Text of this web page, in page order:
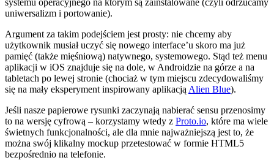
uniwersalizm i portowanie).
Argument za takim podejściem jest prosty: nie chcemy aby
użytkownik musiał uczyć się nowego interface’u skoro ma już
pamięć (także mięśniową) natywnego, systemowego. Stąd też menu
aplikacji w iOS znajduje się na dole, w Androidzie na górze a na
tabletach po lewej stronie (chociaż w tym miejscu zdecydowaliśmy
się na mały eksperyment inspirowany aplikacją Alien Blue).
Jeśli nasze papierowe rysunki zaczynają nabierać sensu przenosimy
to na wersję cyfrową – korzystamy wtedy z Proto.io, które ma wiele
świetnych funkcjonalności, ale dla mnie najważniejszą jest to, że
można swój klikalny mockup przetestować w formie HTML5
bezpośrednio na telefonie.